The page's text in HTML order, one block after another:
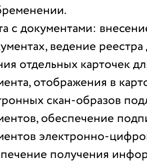
с документами:
ведение
отдельных карточек
отображения в
скан-образов
обеспечение
электронно-
получения